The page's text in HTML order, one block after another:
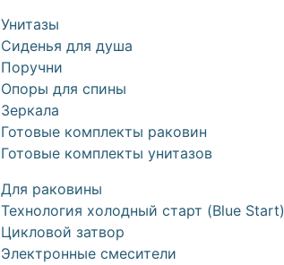
Унитазы
Сиденья для душа
Поручни
Опоры для спины
Зеркала
Готовые комплекты раковин
Готовые комплекты унитазов
Для раковины
Технология холодный старт (Blue Start)
Цикловой затвор
Электронные смесители